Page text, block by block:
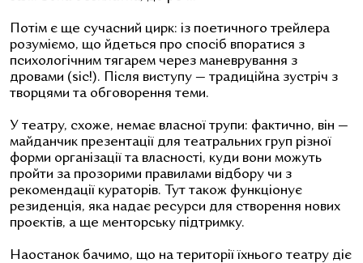
Потім є ще сучасний цирк: із поетичного трейлера
розуміємо, що йдеться про спосіб впоратися з
психологічним тягарем через маневрування з
дровами (sic!). Після виступу — традиційна зустріч з
творцями та обговорення теми.
У театру, схоже, немає власної трупи: фактично, він —
майданчик презентації для театральних груп різної
форми організації та власності, куди вони можуть
пройти за прозорими правилами відбору чи з
рекомендації кураторів. Тут також функціонує
резиденція, яка надає ресурси для створення нових
проєктів, а ще менторську підтримку.
Наостанок бачимо, що на території їхнього театру діє